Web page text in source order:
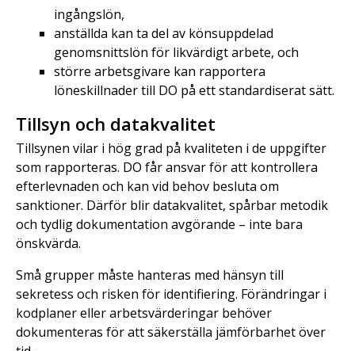
ingångslön,
anställda kan ta del av könsuppdelad
genomsnittslön för likvärdigt arbete, och
större arbetsgivare kan rapportera
löneskillnader till DO på ett standardiserat sätt.
Tillsyn och datakvalitet
Tillsynen vilar i hög grad på kvaliteten i de uppgifter
som rapporteras. DO får ansvar för att kontrollera
efterlevnaden och kan vid behov besluta om
sanktioner. Därför blir datakvalitet, spårbar metodik
och tydlig dokumentation avgörande – inte bara
önskvärda.
Små grupper måste hanteras med hänsyn till
sekretess och risken för identifiering. Förändringar i
kodplaner eller arbetsvärderingar behöver
dokumenteras för att säkerställa jämförbarhet över